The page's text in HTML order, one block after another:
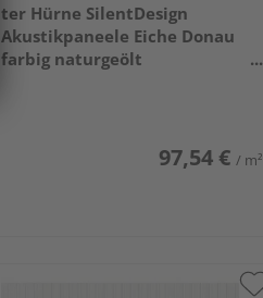
ter Hürne SilentDesign
Akustikpaneele Eiche Donau
farbig naturgeölt
97,54 € / m²